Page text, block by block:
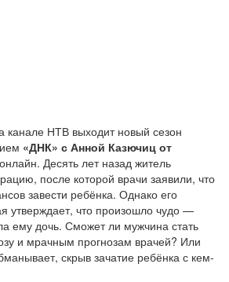
канале НТВ выходит новый сезон
«ДНК» с Анной Казючиц от
Десять лет назад житель
после которой врачи заявили, что
завести ребёнка. Однако его
утверждает, что произошло чудо —
ему дочь. Сможет ли мужчина стать
и мрачным прогнозам врачей? Или
скрыв зачатие ребёнка с кем-